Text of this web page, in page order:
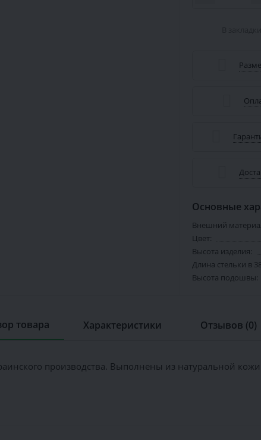
Основные
Внешний
Цвет:
Высота изделия:
Длина стельки в
Высота подошвы:
товара Характеристики Отзывов (0)
производства. Выполнены из натуральной кожи